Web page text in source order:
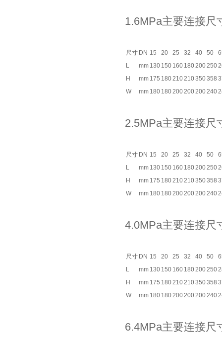
1.6MPa主要连接尺
尺寸 DN 15 20 25 32 40 50
L
mm 130 150 160 180200250
H
mm 175 180210210350358
W
mm 180 180200200200240
2.5MPa主要连接尺
尺寸 DN 15 20 25 32 40 50
L
mm 130 150 160 180200250
H
mm 175 180210210350358
W
mm 180 180200200200240
4.0MPa主要连接尺
尺寸 DN 15 20 25 32 40 50
L
mm 130 150 160 180200250
H
mm 175 180210210350358
W
mm 180 180200200200240
6.4MPa主要连接尺